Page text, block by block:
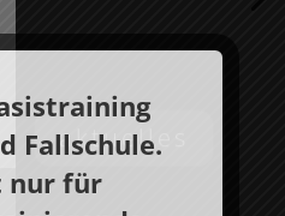
aktuelles
Fallschule.
nur für